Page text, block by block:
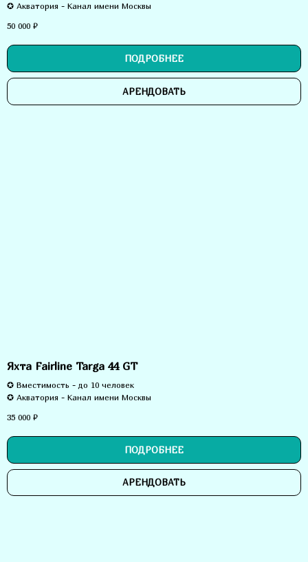
✪ Акватория - Канал имени Москвы
50 000 ₽
ПОДРОБНЕЕ
АРЕНДОВАТЬ
Яхта Fairline Targa 44 GT
✪ Вместимость - до 10 человек
✪ Акватория - Канал имени Москвы
35 000 ₽
ПОДРОБНЕЕ
АРЕНДОВАТЬ